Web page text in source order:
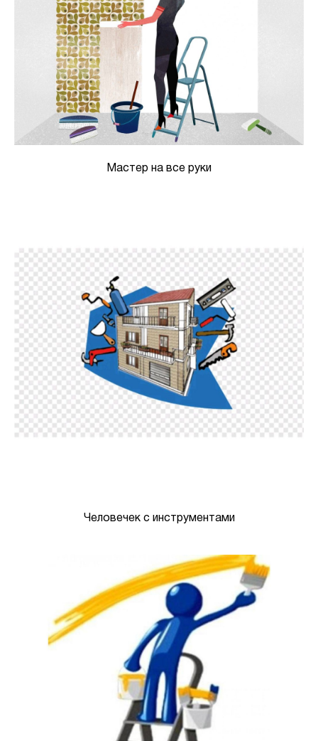
Мастер на все руки
Человечек с инструментами